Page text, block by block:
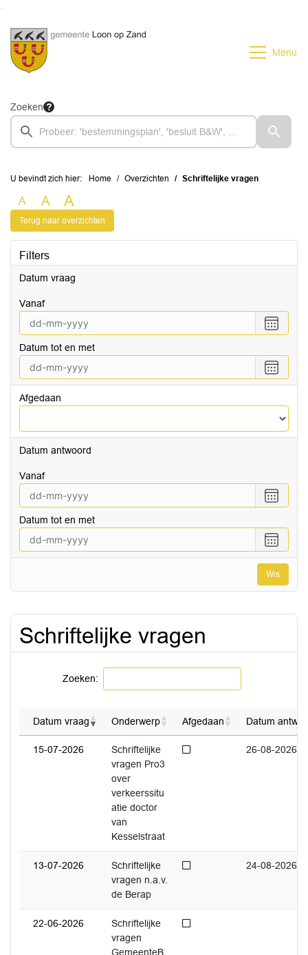
Menu
Zoeken
U bevindt zich hier: Home Overzichten Schriftelijke vragen
A A A
Terug naar overzichten
Filters
Datum vraag
vanaf
een
vanaf
Datum tot en met
een
tot
en
met
Afgedaan
Datum antwoord
vanaf
een
vanaf
Datum tot en met
een
datum
tot
en
Wis
Schriftelijke vragen
Zoeken:
Datum vraag Onderwerp Afgedaan Datum
15-07-2026
Schriftelijke
vragen Pro3
over
verkeerssitu
atie doctor
van
Kesselstraat
Niet afgedaan26-08-2026
13-07-2026
Schriftelijke
vragen n.a.v.
de Berap
Niet afgedaan24-08-2026
22-06-2026
Schriftelijke
vragen
GemeenteB
Niet afgedaan